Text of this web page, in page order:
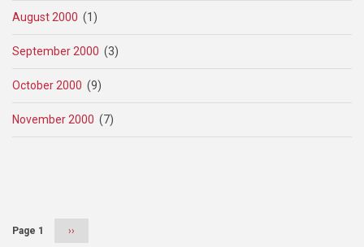
August 2000 (1)
September 2000 (3)
October 2000 (9)
November 2000 (7)
Page 1
Next
››